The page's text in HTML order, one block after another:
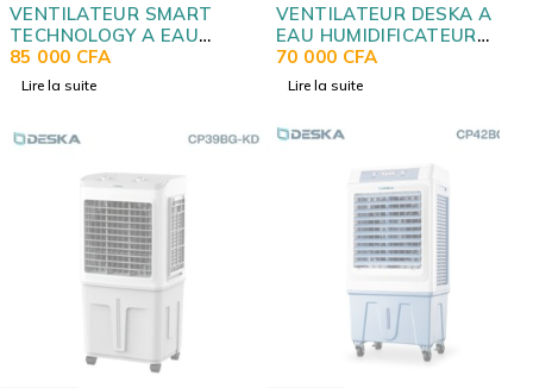
VENTILATEUR SMART
TECHNOLOGY A EAU
HUMIDIFICATEUR
45LITRES STVAC4590R
85 000 CFA
Lire la suite
VENTILATEUR DESKA A
EAU HUMIDIFICATEUR
25LITRES CP25BG JY
70 000 CFA
Lire la suite